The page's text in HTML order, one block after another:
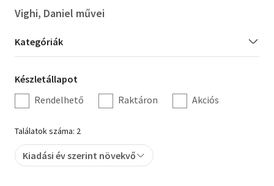
Hobbi, szabadidő
Irodalom
Művészet
Szakkönyv
Vighi, Daniel művei
Kategória
szűrés
Kategóriák
Készletállapot
szűrés
Készletállapot
Rendelhető
Raktáron Akciós
Találatok száma: 2
Kiadási év szerint növekvő